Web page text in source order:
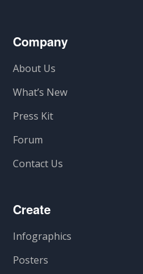
Company
About Us
What’s New
Press Kit
Forum
Contact Us
Create
Infographics
Posters